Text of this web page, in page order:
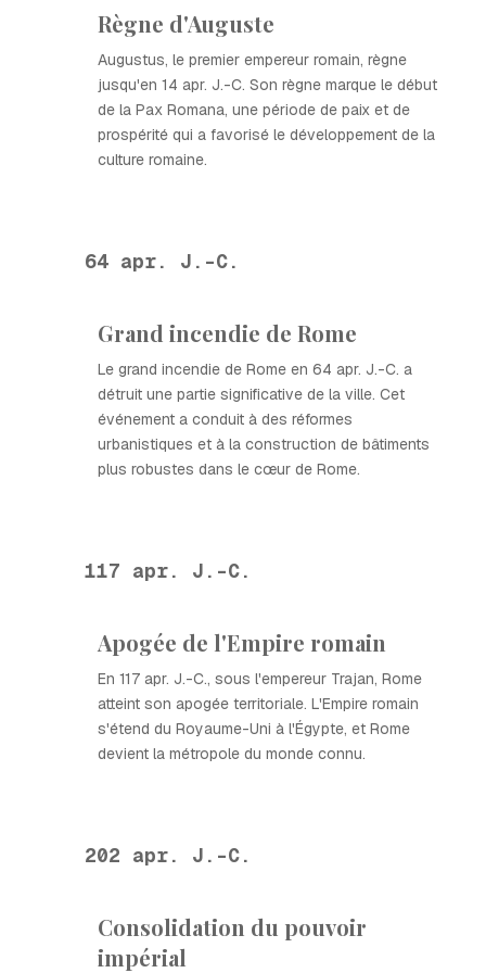
Règne d'Auguste
Augustus, le premier empereur romain, règne
jusqu'en 14 apr. J.-C. Son règne marque le début
de la Pax Romana, une période de paix et de
prospérité qui a favorisé le développement de la
culture romaine.
64 apr. J.-C.
Grand incendie de Rome
Le grand incendie de Rome en 64 apr. J.-C. a
détruit une partie significative de la ville. Cet
événement a conduit à des réformes
urbanistiques et à la construction de bâtiments
plus robustes dans le cœur de Rome.
117 apr. J.-C.
Apogée de l'Empire romain
En 117 apr. J.-C., sous l'empereur Trajan, Rome
atteint son apogée territoriale. L'Empire romain
s'étend du Royaume-Uni à l'Égypte, et Rome
devient la métropole du monde connu.
202 apr. J.-C.
Consolidation du pouvoir
impérial